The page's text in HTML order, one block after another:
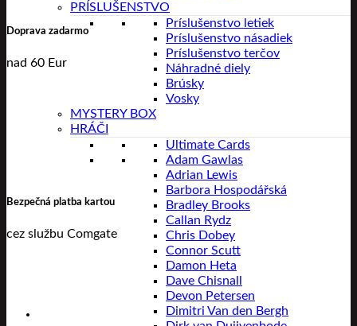
PRÍSLUŠENSTVO
Príslušenstvo letiek
Príslušenstvo násadiek
Príslušenstvo terčov
Náhradné diely
Brúsky
Vosky
MYSTERY BOX
HRÁČI
Ultimate Cards
Adam Gawlas
Adrian Lewis
Barbora Hospodářská
Bradley Brooks
Callan Rydz
Chris Dobey
Connor Scutt
Damon Heta
Dave Chisnall
Devon Petersen
Dimitri Van den Bergh
Doprava zadarmo
nad 60 Eur
Bezpečná platba kartou
cez službu Comgate